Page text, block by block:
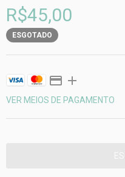
R$45,00
ESGOTADO
VER MEIOS DE PAGAMENTO